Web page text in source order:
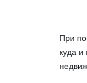
При
куда и